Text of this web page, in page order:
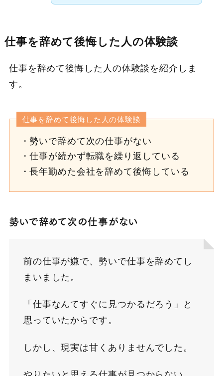
仕事を辞めて後悔した人の体験談
仕事を辞めて後悔した人の体験談を紹介しま
す。
仕事を辞めて後悔した人の体験談
勢いで辞めて次の仕事がない
仕事が続かず転職を繰り返している
長年勤めた会社を辞めて後悔している
勢いで辞めて次の仕事がない
前の仕事が嫌で、勢いで仕事を辞めてし
まいました。
「仕事なんてすぐに見つかるだろう」と
思っていたからです。
しかし、現実は甘くありませんでした。